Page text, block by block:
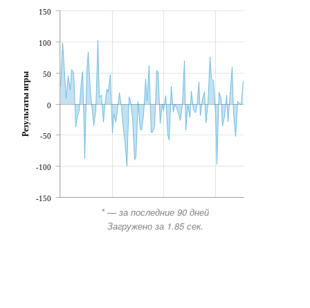
-150
-100
-50
0
50
100
150
Результаты игры
* — за последние 90 дней
Загружено за 1.85 сек.